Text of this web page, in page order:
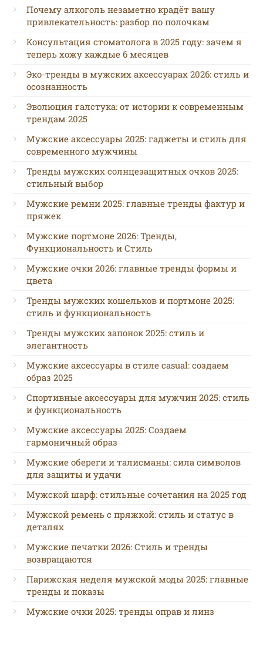
Почему алкоголь незаметно крадёт вашу
привлекательность: разбор по полочкам
Консультация стоматолога в 2025 году: зачем я
теперь хожу каждые 6 месяцев
Эко-тренды в мужских аксессуарах 2026: стиль и
осознанность
Эволюция галстука: от истории к современным
трендам 2025
Мужские аксессуары 2025: гаджеты и стиль для
современного мужчины
Тренды мужских солнцезащитных очков 2025:
стильный выбор
Мужские ремни 2025: главные тренды фактур и
пряжек
Мужские портмоне 2026: Тренды,
Функциональность и Стиль
Мужские очки 2026: главные тренды формы и
цвета
Тренды мужских кошельков и портмоне 2025:
стиль и функциональность
Тренды мужских запонок 2025: стиль и
элегантность
Мужские аксессуары в стиле casual: создаем
образ 2025
Спортивные аксессуары для мужчин 2025: стиль
и функциональность
Мужские аксессуары 2025: Создаем
гармоничный образ
Мужские обереги и талисманы: сила символов
для защиты и удачи
Мужской шарф: стильные сочетания на 2025 год
Мужской ремень с пряжкой: стиль и статус в
деталях
Мужские печатки 2026: Стиль и тренды
возвращаются
Парижская неделя мужской моды 2025: главные
тренды и показы
Мужские очки 2025: тренды оправ и линз